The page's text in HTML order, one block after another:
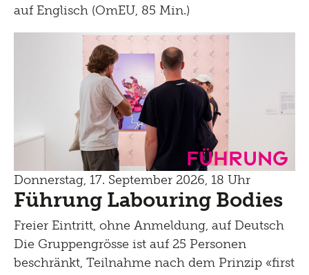
auf Englisch (OmEU, 85 Min.)
Führung
Donnerstag, 17. September 2026, 18 Uhr
Führung Labouring Bodies
Freier Eintritt, ohne Anmeldung, auf Deutsch
Die Gruppengrösse ist auf 25 Personen
beschränkt, Teilnahme nach dem Prinzip «first